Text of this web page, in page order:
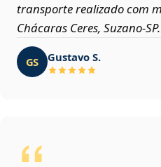
transporte realizado com
Chácaras Ceres, Suzano‑SP.
GS Gustavo S.